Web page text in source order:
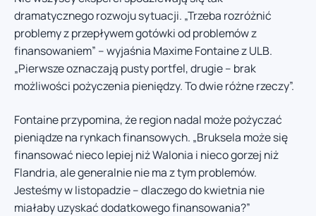
dramatycznego rozwoju sytuacji. „Trzeba rozróżnić
problemy z przepływem gotówki od problemów z
finansowaniem” – wyjaśnia Maxime Fontaine z ULB.
„Pierwsze oznaczają pusty portfel, drugie – brak
możliwości pożyczenia pieniędzy. To dwie różne rzeczy”.
Fontaine przypomina, że region nadal może pożyczać
pieniądze na rynkach finansowych. „Bruksela może się
finansować nieco lepiej niż Walonia i nieco gorzej niż
Flandria, ale generalnie nie ma z tym problemów.
Jesteśmy w listopadzie – dlaczego do kwietnia nie
miałaby uzyskać dodatkowego finansowania?”